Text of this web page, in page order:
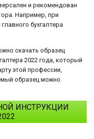
и рекомендован
Например, при
бухгалтера
скачать образец
2022 года, который
этой профессии,
образец можно
ИНСТРУКЦИИ